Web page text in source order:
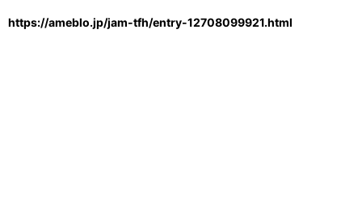
https://ameblo.jp/jam-tfh/entry-12708099921.html